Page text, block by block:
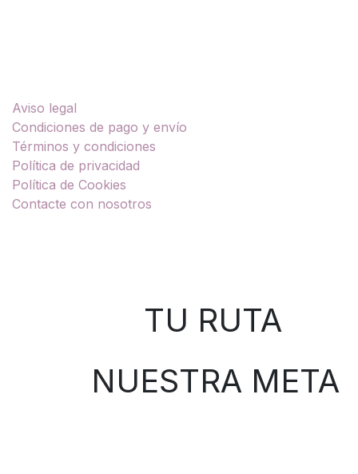
Aviso legal
Condiciones de pago y envío
Términos y condiciones
Política de privacidad
Política de Cookies
Contacte con nosotros
TU RUTA
NUESTRA META